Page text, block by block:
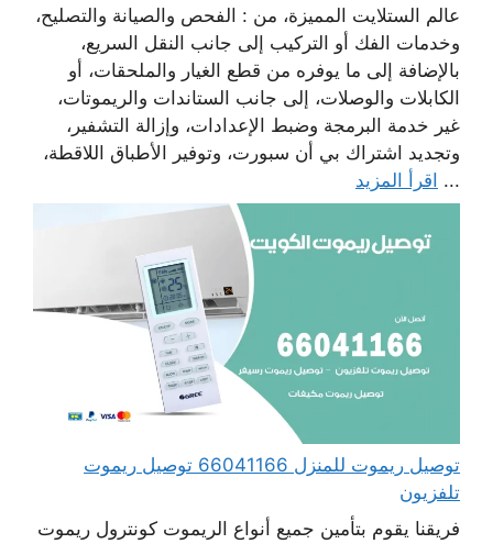
عالم الستلايت المميزة، من : الفحص والصيانة والتصليح،
وخدمات الفك أو التركيب إلى جانب النقل السريع،
بالإضافة إلى ما يوفره من قطع الغيار والملحقات، أو
الكابلات والوصلات، إلى جانب الستاندات والريموتات،
غير خدمة البرمجة وضبط الإعدادات، وإزالة التشفير،
وتجديد اشتراك بي أن سبورت، وتوفير الأطباق اللاقطة،
... اقرأ المزيد
توصيل ريموت للمنزل 66041166 توصيل ريموت
تلفزيون
فريقنا يقوم بتأمين جميع أنواع الريموت كونترول ريموت